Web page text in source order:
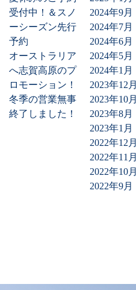
受付中！＆スノ
ーシーズン先行
予約
オーストラリア
へ志賀高原のプ
ロモーション！
冬季の営業無事
終了しました！
2024年9月
2024年7月
2024年6月
2024年5月
2024年1月
2023年12月
2023年10月
2023年8月
2023年1月
2022年12月
2022年11月
2022年10月
2022年9月